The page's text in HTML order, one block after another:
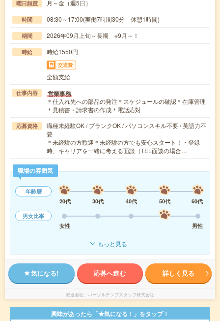
曜日頻度 月～金（週5日）
時間 08:30～17:00(実働7時間30分 休憩1時間)
期間 2026年09月上旬～長期 ※9月～！
時給 時給1550円
交通費
全額支給
仕事内容 営業事務
＊仕入れ先への部品の発注＊スケジュールの確認＊在庫管理
＊見積書・請求書の作成＊電話応対
応募資格
職種未経験OK / ブランクOK / パソコンスキル不要 / 英語力不
要
＊未経験の方歓迎＊未経験の方でも安心スタート！・登録
時、キャリアを一緒に考える面談（TEL面談の場合…
職場の雰囲気
年齢層
20代
30代 40代 50代
60代
男女比率
女性
男性
もっと見る
気になる! 応募へ進む 詳しく見る
派遣会社 パーソルテンプスタッフ株式会社
興味があったら「★気になる！」をタップ！